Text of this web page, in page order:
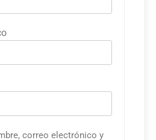
correo electrónico y